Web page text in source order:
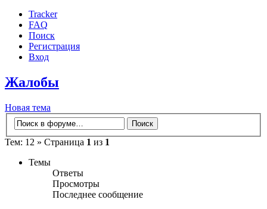
Tracker
FAQ
Поиск
Регистрация
Вход
Жалобы
Новая тема
Тем: 12 » Страница 1 из 1
Темы
Ответы
Просмотры
Последнее сообщение